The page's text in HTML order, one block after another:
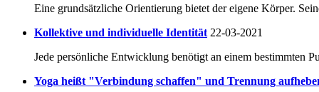
Eine grundsätzliche Orientierung bietet der eigene Körper.
Kollektive und individuelle Identität 22-03-2021
Jede persönliche Entwicklung benötigt an einem bestimmten
Yoga heißt "Verbindung schaffen" und Trennung